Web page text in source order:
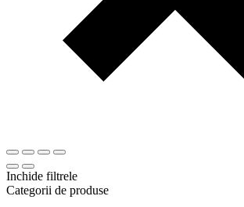
Inchide filtrele
Categorii de produse